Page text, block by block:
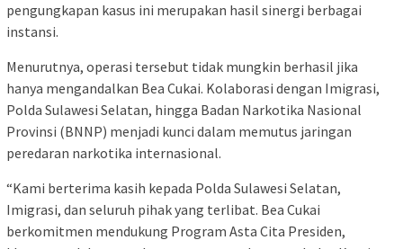
pengungkapan kasus ini merupakan hasil sinergi berbagai
instansi.
Menurutnya, operasi tersebut tidak mungkin berhasil jika
hanya mengandalkan Bea Cukai. Kolaborasi dengan Imigrasi,
Polda Sulawesi Selatan, hingga Badan Narkotika Nasional
Provinsi (BNNP) menjadi kunci dalam memutus jaringan
peredaran narkotika internasional.
“Kami berterima kasih kepada Polda Sulawesi Selatan,
Imigrasi, dan seluruh pihak yang terlibat. Bea Cukai
berkomitmen mendukung Program Asta Cita Presiden,